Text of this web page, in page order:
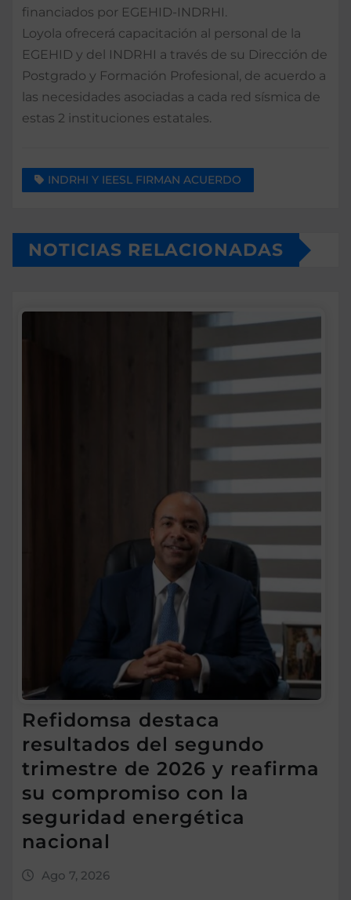
financiados por EGEHID-INDRHI.
Loyola ofrecerá capacitación al personal de la
EGEHID y del INDRHI a través de su Dirección de
Postgrado y Formación Profesional, de acuerdo a
las necesidades asociadas a cada red sísmica de
estas 2 instituciones estatales.
INDRHI Y IEESL FIRMAN ACUERDO
NOTICIAS RELACIONADAS
Refidomsa destaca
resultados del segundo
trimestre de 2026 y reafirma
su compromiso con la
seguridad energética
nacional
Ago 7, 2026